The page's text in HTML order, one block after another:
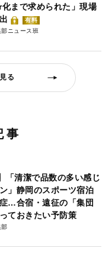
まで求められた」現場
有料
ニュース班
る
事
「清潔で品数の多い感じ
」静岡のスポーツ宿泊
…合宿・遠征の「集団
ておきたい予防策
部